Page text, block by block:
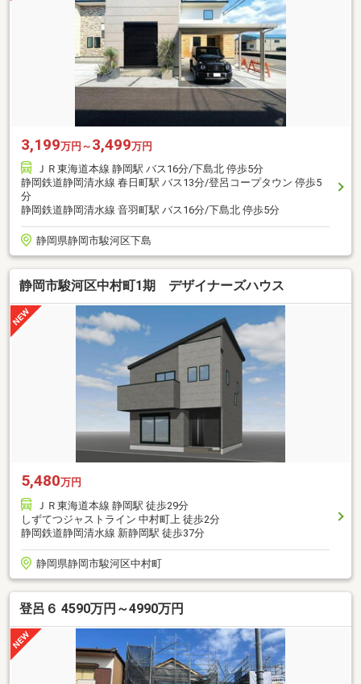
3,199万円～ 3,499万円
ＪＲ東海道本線 静岡駅 バス16分/下島北 停歩5分
静岡鉄道静岡清水線 春日町駅 バス13分/登呂コープタウン 停歩5
分
静岡鉄道静岡清水線 音羽町駅 バス16分/下島北 停歩5分
静岡県静岡市駿河区下島
静岡市駿河区中村町1期 デザイナーズハウス
5,480万円
ＪＲ東海道本線 静岡駅 徒歩29分
しずてつジャストライン 中村町上 徒歩2分
静岡鉄道静岡清水線 新静岡駅 徒歩37分
静岡県静岡市駿河区中村町
登呂６ 4590万円～4990万円